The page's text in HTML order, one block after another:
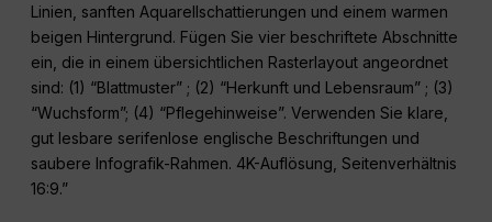
Linien, sanften Aquarellschattierungen und einem warmen
beigen Hintergrund. Fügen Sie vier beschriftete Abschnitte
ein, die in einem übersichtlichen Rasterlayout angeordnet
sind: (1) “Blattmuster” ; (2) “Herkunft und Lebensraum” ; (3)
“Wuchsform”; (4) “Pflegehinweise”. Verwenden Sie klare,
gut lesbare serifenlose englische Beschriftungen und
saubere Infografik-Rahmen. 4K-Auflösung, Seitenverhältnis
16:9.”